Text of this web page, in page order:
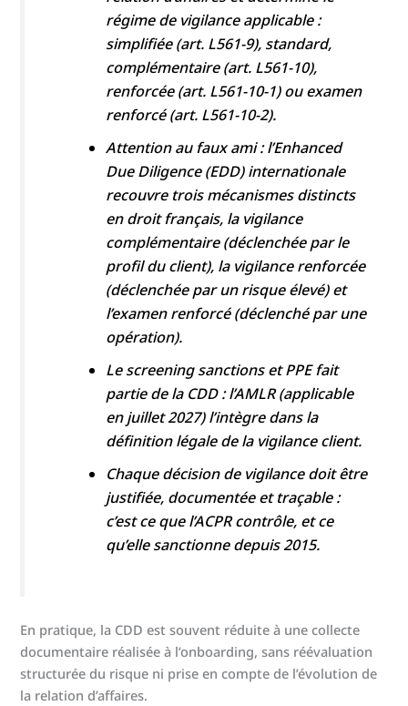
régime de vigilance applicable :
simplifiée (art. L561-9), standard,
complémentaire (art. L561-10),
renforcée (art. L561-10-1) ou examen
renforcé (art. L561-10-2).
Attention au faux ami : l’Enhanced
Due Diligence (EDD) internationale
recouvre trois mécanismes distincts
en droit français, la vigilance
complémentaire (déclenchée par le
profil du client), la vigilance renforcée
(déclenchée par un risque élevé) et
l’examen renforcé (déclenché par une
opération).
Le screening sanctions et PPE fait
partie de la CDD : l’AMLR (applicable
en juillet 2027) l’intègre dans la
définition légale de la vigilance client.
Chaque décision de vigilance doit être
justifiée, documentée et traçable :
c’est ce que l’ACPR contrôle, et ce
qu’elle sanctionne depuis 2015.
En pratique, la CDD est souvent réduite à une collecte
documentaire réalisée à l’onboarding, sans réévaluation
structurée du risque ni prise en compte de l’évolution de
la relation d’affaires.